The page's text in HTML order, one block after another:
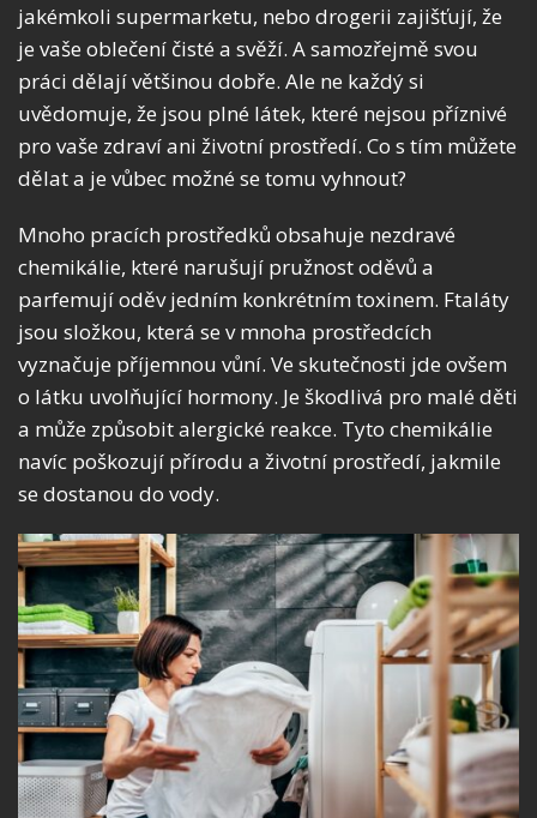
jakémkoli supermarketu, nebo drogerii zajišťují, že
je vaše oblečení čisté a svěží. A samozřejmě svou
práci dělají většinou dobře. Ale ne každý si
uvědomuje, že jsou plné látek, které nejsou příznivé
pro vaše zdraví ani životní prostředí. Co s tím můžete
dělat a je vůbec možné se tomu vyhnout?
Mnoho pracích prostředků obsahuje nezdravé
chemikálie, které narušují pružnost oděvů a
parfemují oděv jedním konkrétním toxinem. Ftaláty
jsou složkou, která se v mnoha prostředcích
vyznačuje příjemnou vůní. Ve skutečnosti jde ovšem
o látku uvolňující hormony. Je škodlivá pro malé děti
a může způsobit alergické reakce. Tyto chemikálie
navíc poškozují přírodu a životní prostředí, jakmile
se dostanou do vody.